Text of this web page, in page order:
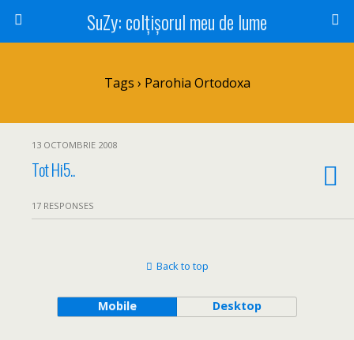
SuZy: colţişorul meu de lume
Tags › Parohia Ortodoxa
13 OCTOMBRIE 2008
Tot Hi5..
17 RESPONSES
Back to top
Mobile Desktop